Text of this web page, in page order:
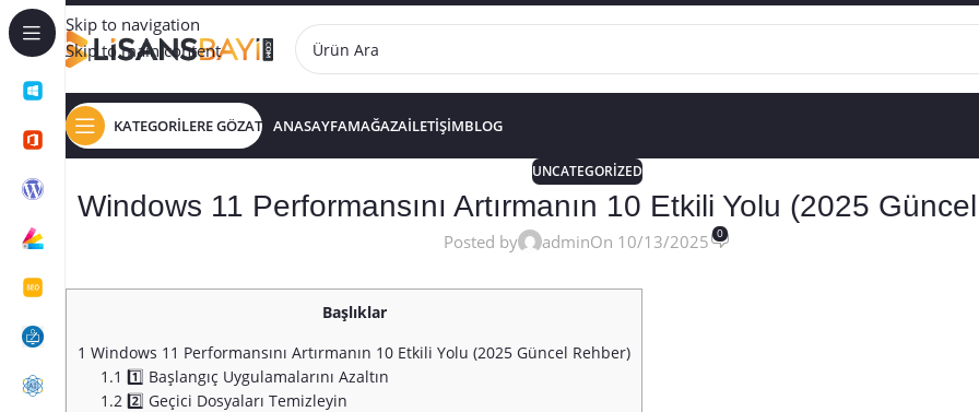
Skip to navigation
Skip to main content
KATEGORİLERE GÖZAT ANASAYFAMAĞAZAİLETİŞİMBLOG
UNCATEGORIZED
Windows 11 Performansını Artırmanın 10 Etkili Yolu (2025
Posted by adminOn 10/13/2025 0
Başlıklar
1 Windows 11 Performansını Artırmanın 10 Etkili Yolu (2025 Güncel Rehber)
1.1 1️⃣ Başlangıç Uygulamalarını Azaltın
1.2 2️⃣ Geçici Dosyaları Temizleyin